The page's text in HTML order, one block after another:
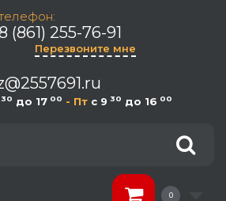
(861) 255-76-91
Перезвоните мне
30 до 17 00 - Пт c 9 30 до 16 00
0